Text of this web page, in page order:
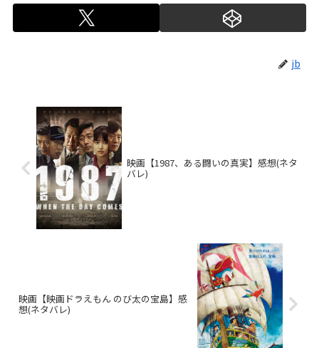
jb
映画【1987、ある闘いの真実】感想(ネタ
バレ)
映画【映画ドラえもん のび太の宝島】感
想(ネタバレ)